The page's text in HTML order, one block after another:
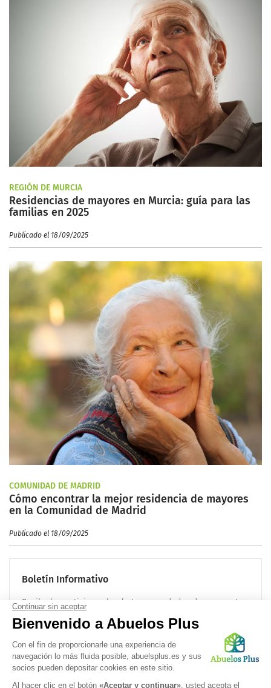
REGIÓN DE MURCIA
Residencias de mayores en Murcia: guía para las
familias en 2025
Publicado el 18/09/2025
COMUNIDAD DE MADRID
Cómo encontrar la mejor residencia de mayores
en la Comunidad de Madrid
Publicado el 18/09/2025
Boletín Informativo
Recibe las noticias sobre la tercera edad cada mes en tu